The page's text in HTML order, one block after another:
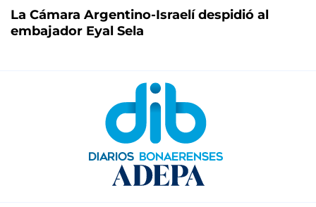
La Cámara Argentino-Israelí despidió al
embajador Eyal Sela